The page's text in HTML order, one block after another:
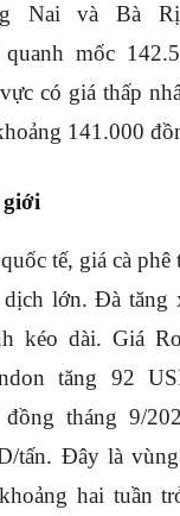
Nai và Bà
mốc
có giá thấp
141.000
giới
tế, giá cà phê
dịch lớn. Đà tăng
kéo dài. Giá
tăng 92
tháng 9/
tấn. Đây là
hai tuần